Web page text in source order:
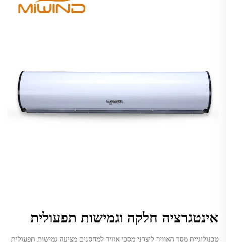
אינטגרציה חלקה וגמישות תפעולית
טכנולוגיית מסך האוויר ליצרני מסכי אוויר למחסנים מציעה גמישות תפעולית